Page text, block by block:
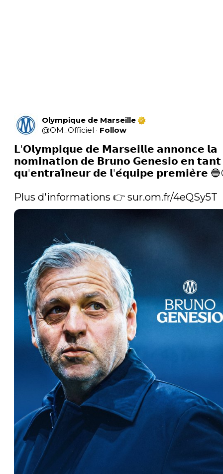
Olympique de Marseille
@OM_Officiel · Follow
𝗟'𝗢𝗹𝘆𝗺𝗽𝗶𝗾𝘂𝗲 𝗱𝗲 𝗠𝗮𝗿𝘀𝗲𝗶𝗹𝗹𝗲 𝗮𝗻𝗻𝗼𝗻𝗰𝗲 𝗹𝗮
𝗻𝗼𝗺𝗶𝗻𝗮𝘁𝗶𝗼𝗻 𝗱𝗲 𝗕𝗿𝘂𝗻𝗼 𝗚𝗲𝗻𝗲𝘀𝗶𝗼 𝗲𝗻 𝘁𝗮𝗻𝘁
𝗾𝘂'𝗲𝗻𝘁𝗿𝗮𝗶̂𝗻𝗲𝘂𝗿 𝗱𝗲 𝗹'𝗲́𝗾𝘂𝗶𝗽𝗲 𝗽𝗿𝗲𝗺𝗶𝗲̀𝗿𝗲
Plus d'informations 👉 sur.om.fr/4eQSy5T